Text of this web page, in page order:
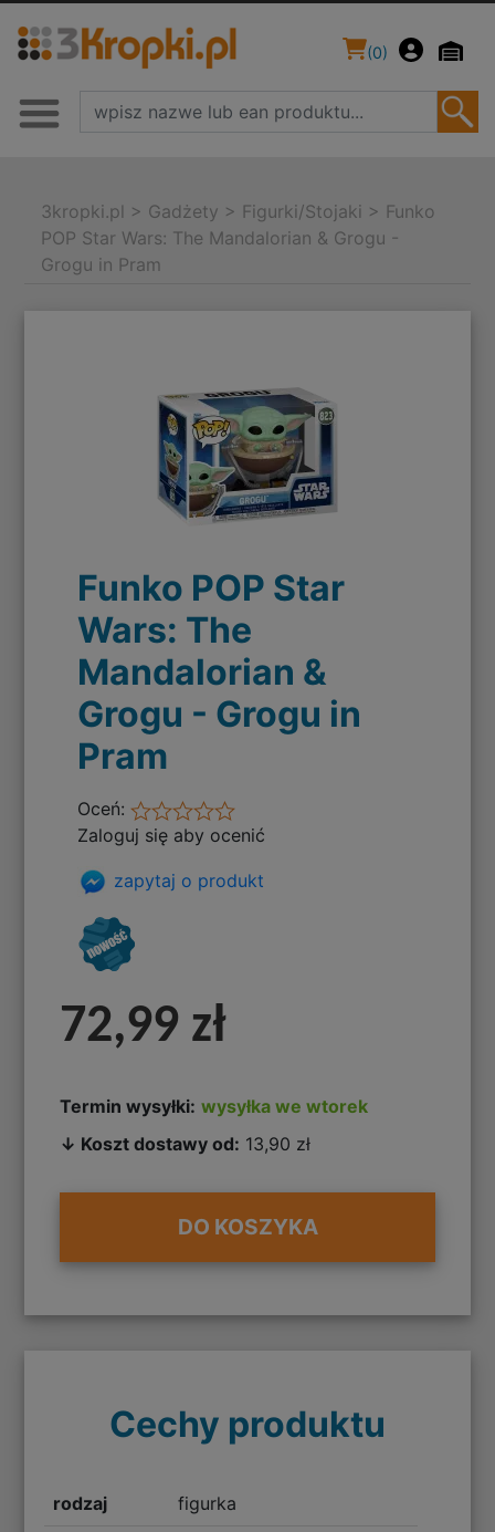
(0)
3kropki.pl > Gadżety > Figurki/Stojaki > Funko
POP Star Wars: The Mandalorian & Grogu -
Grogu in Pram
Funko POP Star
Wars: The
Mandalorian &
Grogu - Grogu in
Pram
Oceń:
Zaloguj się aby ocenić
zapytaj o produkt
72,99 zł
Termin wysyłki: wysyłka we wtorek
↓ Koszt dostawy od: 13,90 zł
DO KOSZYKA
Cechy produktu
rodzaj figurka